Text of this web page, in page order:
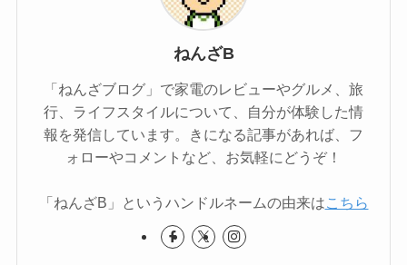
ねんざB
「ねんざブログ」で家電のレビューやグルメ、旅
行、ライフスタイルについて、自分が体験した情
報を発信しています。きになる記事があれば、フ
ォローやコメントなど、お気軽にどうぞ！
「ねんざB」というハンドルネームの由来はこちら